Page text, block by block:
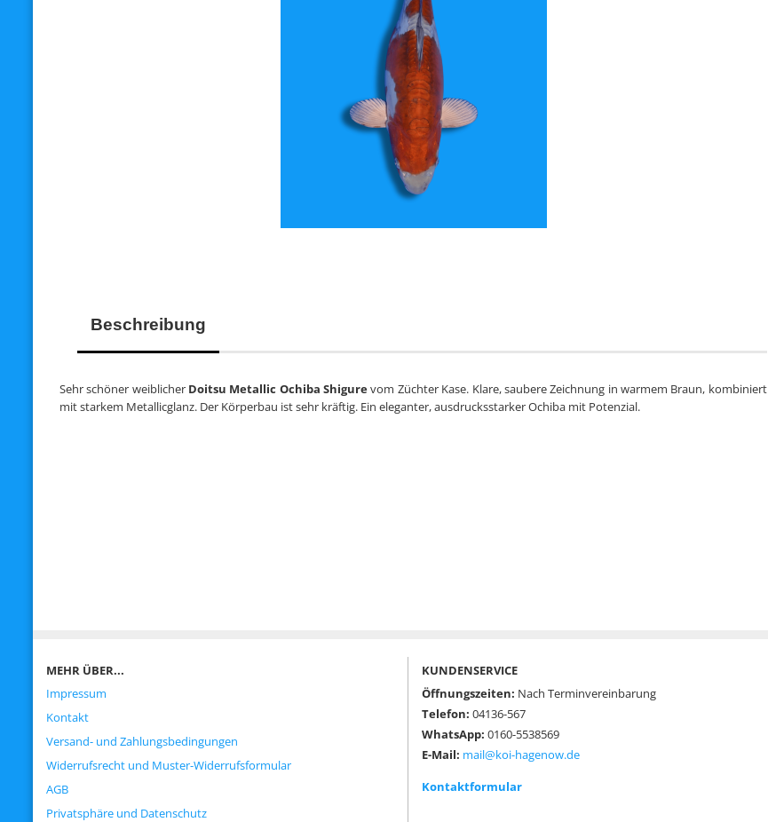
Beschreibung
Sehr schöner weiblicher Doitsu Metallic Ochiba Shigurevom Züchter Kase. Klare, saubere Zeichnung in warmem Braun, kombiniert
mit starkem Metallicglanz. Der Körperbau ist sehr kräftig. Ein eleganter, ausdrucksstarker Ochiba mit Potenzial.
MEHR ÜBER...
Impressum
Kontakt
Versand- und Zahlungsbedingungen
Widerrufsrecht und Muster-Widerrufsformular
AGB
Privatsphäre und Datenschutz
KUNDENSERVICE
Öffnungszeiten: Nach Terminvereinbarung
Telefon:04136-567
WhatsApp:0160-5538569
E-Mail: mail@koi-hagenow.de
Kontaktformular